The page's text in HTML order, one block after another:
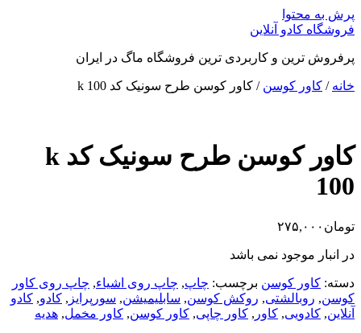
پرش به محتوا
فروشگاه کادو آنلاین
پرفروش ترین و کاربردی ترین فروشگاه ماگ در ایران
خانه / کاور کوسن / کاور کوسن طرح سونیک کد k 100
کاور کوسن طرح سونیک کد k
100
تومان ۲۷۵,۰۰۰
در انبار موجود نمی باشد
دسته: کاور کوسن برچسب: چاپ, چاپ روی اشیاء, چاپ روی کاور
کوسن, روبالشتی, روکش کوسن, سابلیمیشن, سورپرایز , کادو, کادو
آنلاین, کادویی, کاور , کاور چاپی, کاور کوسن, کاور مخمل, هدیه